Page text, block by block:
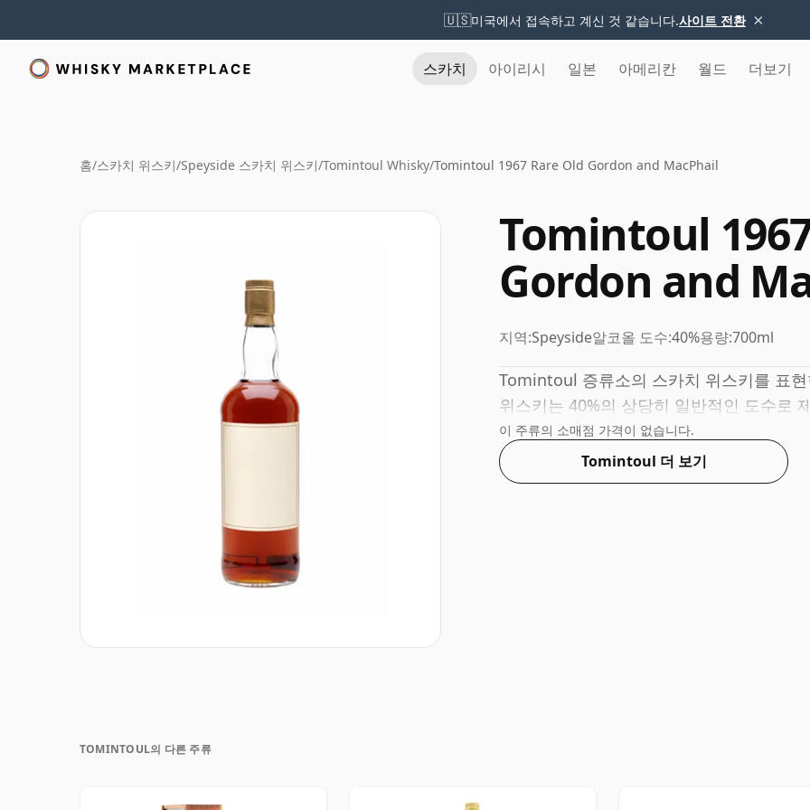
🇺🇸미국에서 접속하고 계신 것 같습니다.사이트 전환 ×
스카치 아이리시 일본 아메리칸 월드 더보기
홈/스카치 위스키/Speyside 스카치 위스키/Tomintoul Whisky/Tomintoul 1967 Rare Old Gordon and MacPhail
Tomintoul
Gordon and
지역:Speyside알코올 도수:40%용량:700ml
Tomintoul 증류소의 스카치 위스키를 표
위스키는 40%의 상당히 일반적인 도수로
이 주류의 소매점 가격이 없습니다.
Tomintoul 더 보기
TOMINTOUL의 다른 주류